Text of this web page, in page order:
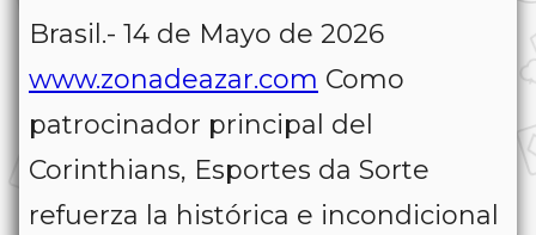
Brasil.- 14 de Mayo de 2026
www.zonadeazar.com Como
patrocinador principal del
Corinthians, Esportes da Sorte
refuerza la histórica e incondicional